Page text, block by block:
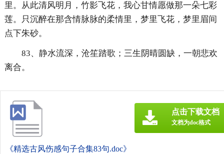
里。从此清风明月，竹影飞花，我心甘情愿做那一朵七彩
莲。只沉醉在那含情脉脉的柔情里，梦里飞花，梦里眉间
点下朱砂。
83、静水流深，沧笙踏歌；三生阴晴圆缺，一朝悲欢
离合。
《精选古风伤感句子合集83句.doc》
点击下载文档
文档为doc格式